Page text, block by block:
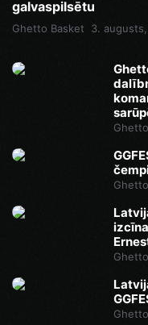
galvaspilsētu
Ghetto Basket 3.